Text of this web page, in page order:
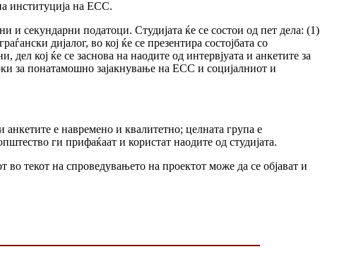
институција на ЕСС.
и секундарни податоци. Студијата ќе се состои од пет дела: (1)
дијалог, во кој ќе се презентира состојбата со
кој ќе се заснова на наодите од интервјуата и анкетите за
за понатамошно зајакнување на ЕСС и социјалниот и
анкетите е навремено и квалитетно; целната група е
ги прифаќаат и користат наодите од студијата.
текот на спроведувањето на проектот може да се објават и